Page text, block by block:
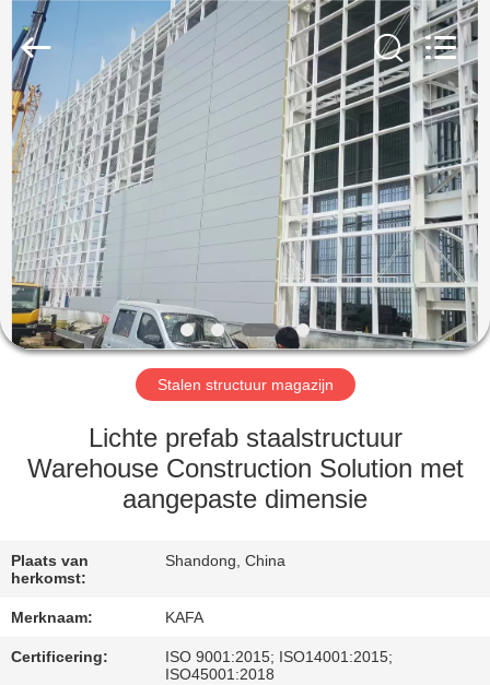
HUIS
PRODUCTEN
VIDEO'S
VR
-
OVER
FABRIEKSTOUR
Qingdao
KaFa
Fabrication
Co.,
Ltd..
Rights
Reserved.
Stalen structuur magazijn
Lichte prefab staalstructuur
Warehouse Construction Solution met
aangepaste dimensie
Plaats van
herkomst:
Shandong, China
Merknaam: KAFA
Certificering:
ISO 9001:2015; ISO14001:2015;
ISO45001:2018